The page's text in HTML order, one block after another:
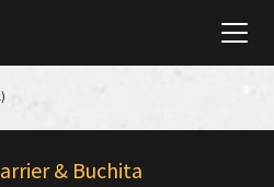
& Buchita